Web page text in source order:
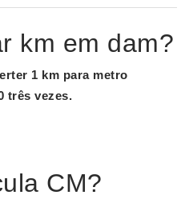
km em dam?
1 km para metro
três vezes.
CM?